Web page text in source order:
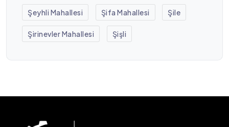
Şeyhli Mahallesi Şifa Mahallesi Şile
Şirinevler Mahallesi Şişli